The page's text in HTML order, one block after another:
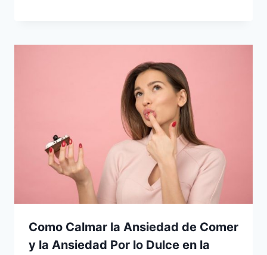
Como Calmar la Ansiedad de Comer
y la Ansiedad Por lo Dulce en la